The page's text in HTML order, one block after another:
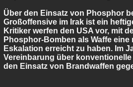
Über den Einsatz von Phosphor
Großoffensive im Irak ist ein
Kritiker werfen den USA vor, mit
Phosphor-Bomben als Waffe eine
Eskalation erreicht zu haben. Im
Vereinbarung über konventionelle
den Einsatz von Brandwaffen